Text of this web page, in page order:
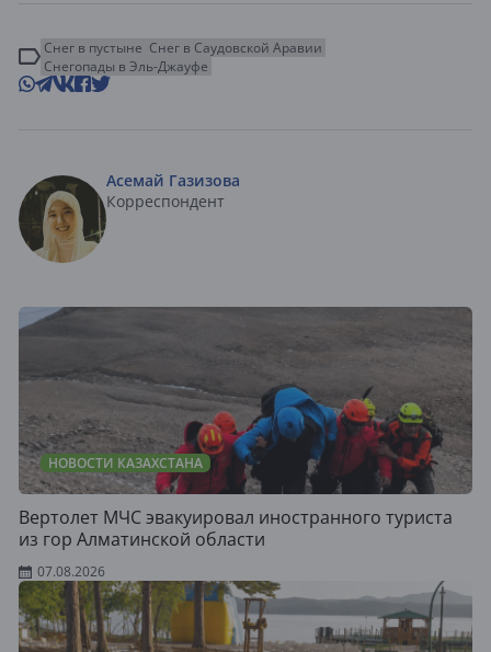
Снег в пустыне Снег в Саудовской Аравии
Снегопады в Эль-Джауфе
Асемай Газизова
Корреспондент
НОВОСТИ КАЗАХСТАНА
Вертолет МЧС эвакуировал иностранного туриста
из гор Алматинской области
07.08.2026